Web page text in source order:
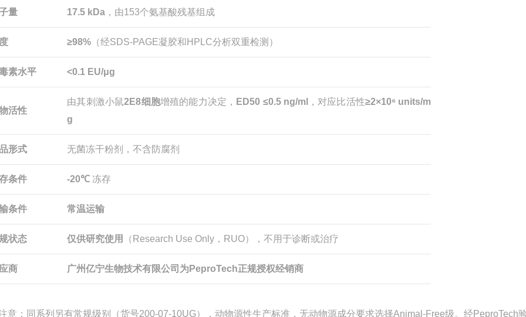
量 17.5 kDa ，由153个氨基酸残基组成
≥98% （经SDS-PAGE凝胶和HPLC分析双重检测）
素水平 <0.1 EU/μg
活性
由其刺激小鼠2E8细胞增殖的能力决定， ED50 ≤0.5 ng/ml ，对应比活性≥2×10⁶ units/m
g
形式 无菌冻干粉剂，不含防腐剂
条件 -20℃ 冻存
条件 常温运输
状态 仅供研究使用 （Research Use Only，RUO），不用于诊断或治疗
商 广州亿宁生物技术有限公司为PeproTech正规授权经销商
意：同系列另有常规级别（货号200-07-10UG），动物源性生产标准，无动物源成分要求选择Animal-Free级。经PeproTech